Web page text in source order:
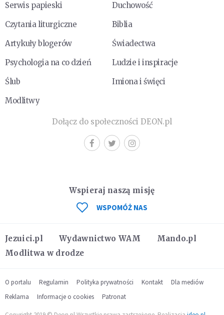
Serwis papieski
Duchowość
Czytania liturgiczne
Biblia
Artykuły blogerów
Świadectwa
Psychologia na co dzień
Ludzie i inspiracje
Ślub
Imiona i święci
Modlitwy
Dołącz do społeczności DEON.pl
Jezuici.pl Wydawnictwo WAM
Mando.pl
Modlitwa w drodze
Wspieraj naszą misję
WSPOMÓŻ NAS
O portalu Regulamin Polityka prywatności Kontakt
Dla mediów
Reklama
Informacje o cookies Patronat